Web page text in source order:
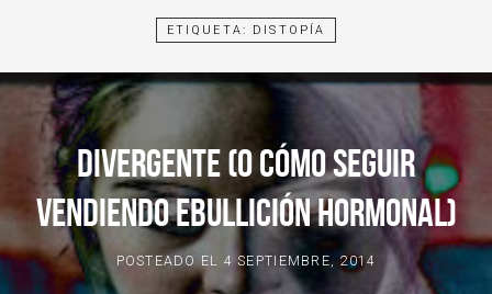
ETIQUETA: DISTOPÍA
DIVERGENTE (O CÓMO SEGUIR
VENDIENDO EBULLICIÓN HORMONAL)
POSTEADO EL 4 SEPTIEMBRE, 2014